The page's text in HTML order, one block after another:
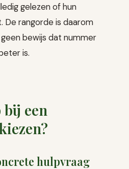
gelezen of hun
De rangorde is daarom
bewijs dat nummer
is.
bij een
hulpvraag